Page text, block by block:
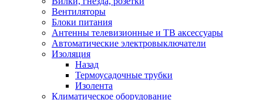
Вентиляторы
Блоки питания
Антенны телевизионные и ТВ аксессуары
Автоматические электровыключатели
Изоляция
Назад
Термоусадочные трубки
Изолента
Климатическое оборудование